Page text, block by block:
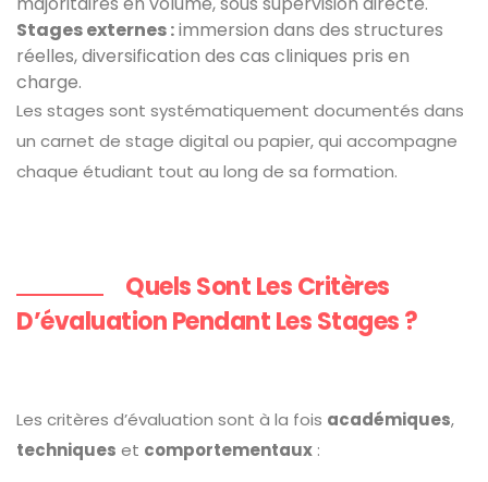
Stages externes :immersion dans des structures
réelles, diversification des cas cliniques pris en
charge.
Les stages sont systématiquement documentés dans
un carnet de stage digital ou papier, qui accompagne
chaque étudiant tout au long de sa formation.
Quels Sont Les Critères
D’évaluation Pendant Les Stages ?
Les critères d’évaluation sont à la fois académiques,
techniques et comportementaux :